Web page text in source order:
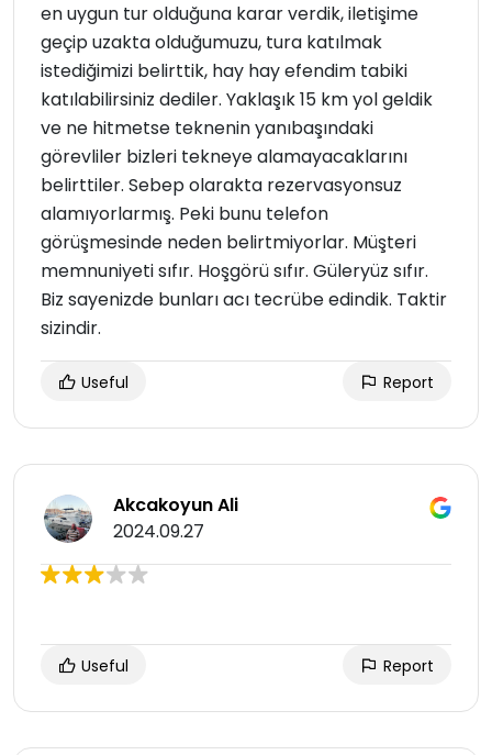
en uygun tur olduğuna karar verdik, iletişime
geçip uzakta olduğumuzu, tura katılmak
istediğimizi belirttik, hay hay efendim tabiki
katılabilirsiniz dediler. Yaklaşık 15 km yol geldik
ve ne hitmetse teknenin yanıbaşındaki
görevliler bizleri tekneye alamayacaklarını
belirttiler. Sebep olarakta rezervasyonsuz
alamıyorlarmış. Peki bunu telefon
görüşmesinde neden belirtmiyorlar. Müşteri
memnuniyeti sıfır. Hoşgörü sıfır. Güleryüz sıfır.
Biz sayenizde bunları acı tecrübe edindik. Taktir
sizindir.
Useful Report
Akcakoyun Ali
2024.09.27
Useful Report